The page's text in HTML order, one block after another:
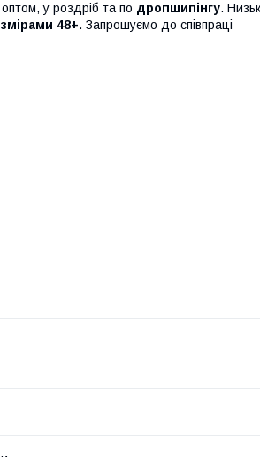
у роздріб та по дропшипінгу.
48+. Запрошуємо до співпраці